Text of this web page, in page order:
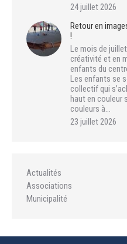
24 juillet 2026
Retour en
!
Le mois de
créativité et en
enfants du
Les enfants se
collectif qui
haut en couleur
couleurs à…
23 juillet 2026
Actualités
Associations
Municipalité